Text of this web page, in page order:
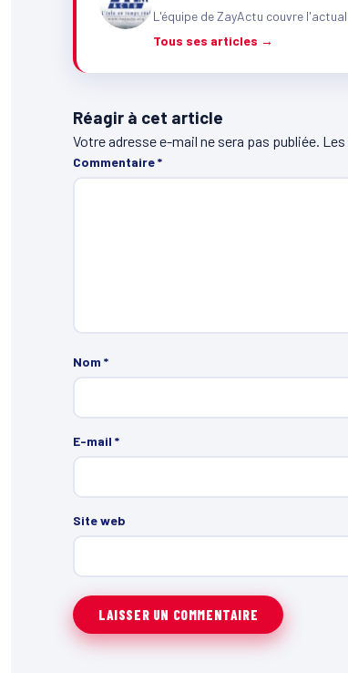
L'équipe de ZayActu couvre
Tous ses articles →
Réagir à cet article
Votre adresse e-mail ne sera pas publiée.
Commentaire*
Nom *
E-mail *
Site web